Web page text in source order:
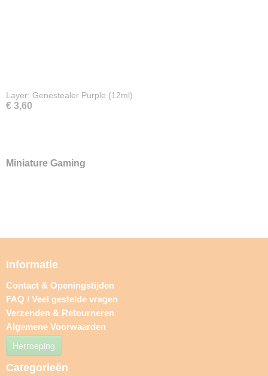
Layer: Genestealer Purple (12ml)
€ 3,60
Miniature Gaming
Informatie
Contact & Openingstijden
FAQ / Veel gestelde vragen
Verzenden & Retourneren
Algemene Voorwaarden
Herroeping
Categorieën